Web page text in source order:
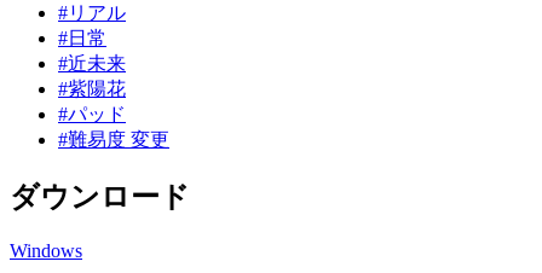
#リアル
#日常
#近未来
#紫陽花
#パッド
#難易度 変更
ダウンロード
Windows